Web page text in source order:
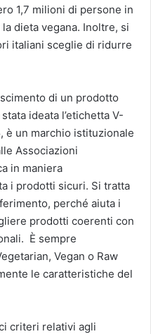
1,7 milioni di persone in
dieta vegana. Inoltre, si
italiani sceglie di ridurre
di un prodotto
ideata l’etichetta V-
è un marchio istituzionale
Associazioni
in maniera
i prodotti sicuri. Si tratta
perché aiuta i
prodotti coerenti con
È sempre
Vegan o Raw
le caratteristiche del
criteri relativi agli